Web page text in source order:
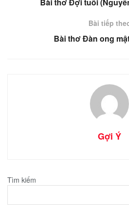
Bài tiếp
Bài thơ Đàn ong
Gợi Ý
Tìm kiếm